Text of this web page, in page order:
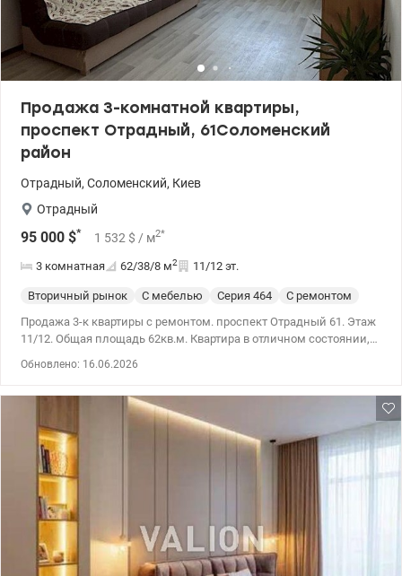
Продажа 3-комнатной квартиры,
проспект Отрадный, 61Соломенский
район
Отрадный, Соломенский, Киев
Отрадный
95 000 $* 1 532 $ / м2*
3 комнатная 62/38/8 м2 11/12 эт.
Вторичный рынок С мебелью Cерия 464
С ремонтом
Продажа 3-к квартиры с ремонтом. проспект Отрадный 61. Этаж
11/12. Общая площадь 62кв.м. Квартира в отличном состоянии,
Отрадный. Школы, детские сады, супермаркет Фора, кафе и пр.
044 200 10 80 valion.ua/1142799
Обновлено: 16.06.2026